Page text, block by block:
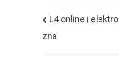
Nawigacja
wpisu
L4 online i
zna